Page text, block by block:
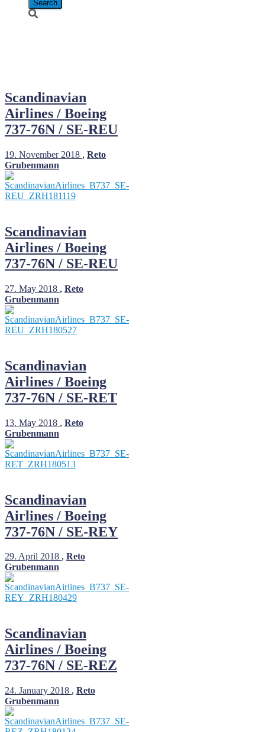
Scandinavian
Airlines / Boeing
737-76N / SE-REU
19. November 2018 , Reto
Grubenmann
Scandinavian
Airlines / Boeing
737-76N / SE-REU
27. May 2018 , Reto
Grubenmann
Scandinavian
Airlines / Boeing
737-76N / SE-RET
13. May 2018 , Reto
Grubenmann
Scandinavian
Airlines / Boeing
737-76N / SE-REY
29. April 2018 , Reto
Grubenmann
Scandinavian
Airlines / Boeing
737-76N / SE-REZ
24. January 2018 , Reto
Grubenmann